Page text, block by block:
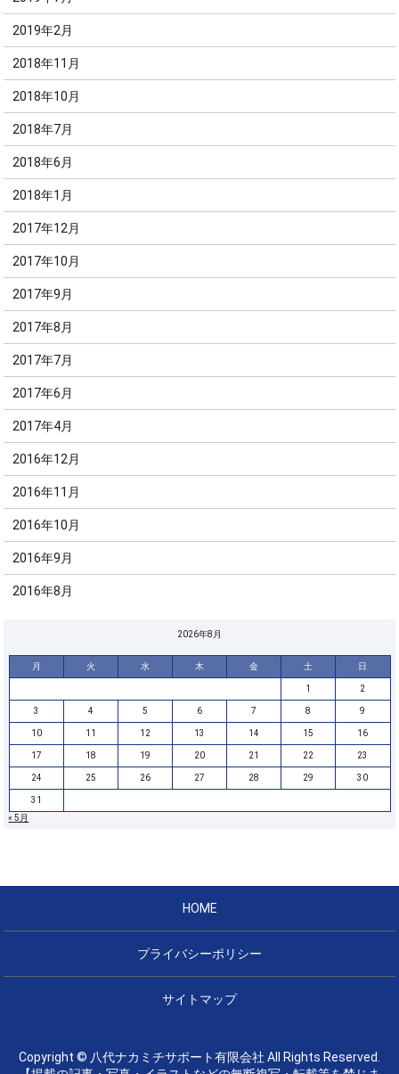
2019年2月
2018年11月
2018年10月
2018年7月
2018年6月
2018年1月
2017年12月
2017年10月
2017年9月
2017年8月
2017年7月
2017年6月
2017年4月
2016年12月
2016年11月
2016年10月
2016年9月
2016年8月
2026年8月
月 火 水 木 金 土 日
1 2
3 4 5 6 7 8 9
10 11 12 13 14 15 16
17 18 19 20 21 22 23
24 25 26 27 28 29 30
31
« 5月
HOME
プライバシーポリシー
サイトマップ
Copyright © 八代ナカミチサポート有限会社 All Rights Reserved.